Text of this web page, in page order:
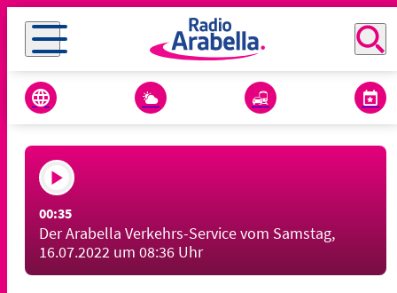
00:35
Der Arabella Verkehrs-Service vom Samstag,
16.07.2022 um 08:36 Uhr